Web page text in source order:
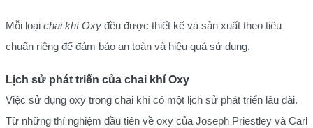
Mỗi loại chai khí Oxy đều được thiết kế và sản xuất theo tiêu
chuẩn riêng để đảm bảo an toàn và hiệu quả sử dụng.
Lịch sử phát triển của chai khí Oxy
Việc sử dụng oxy trong chai khí có một lịch sử phát triển lâu dài.
Từ những thí nghiệm đầu tiên về oxy của Joseph Priestley và Carl